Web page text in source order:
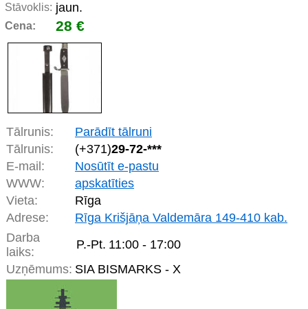
Stāvoklis: jaun.
Cena: 28 €
Tālrunis:
Parādīt tālruni
Tālrunis:
(+371)29-72-***
E-mail:
Nosūtīt e-pastu
WWW:
apskatīties
Vieta:
Rīga
Adrese:
Rīga Krišjāņa Valdemāra 149-410 kab.
Darba
laiks:
P.-Pt. 11:00 - 17:00
Uzņēmums: SIA BISMARKS - X